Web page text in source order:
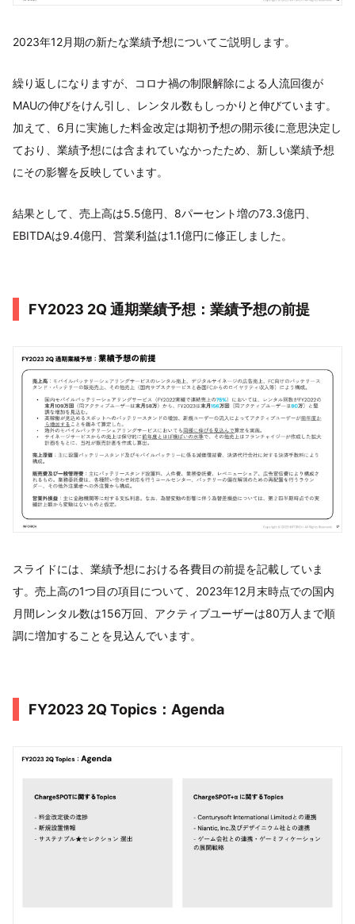
2023年12月期の新たな業績予想についてご説明します。
繰り返しになりますが、コロナ禍の制限解除による人流回復が
MAUの伸びをけん引し、レンタル数もしっかりと伸びています。
加えて、6月に実施した料金改定は期初予想の開示後に意思決定し
ており、業績予想には含まれていなかったため、新しい業績予想
にその影響を反映しています。
結果として、売上高は5.5億円、8パーセント増の73.3億円、
EBITDAは9.4億円、営業利益は1.1億円に修正しました。
FY2023 2Q 通期業績予想：業績予想の前提
スライドには、業績予想における各費目の前提を記載していま
す。売上高の1つ目の項目について、2023年12月末時点での国内
月間レンタル数は156万回、アクティブユーザーは80万人まで順
調に増加することを見込んでいます。
FY2023 2Q Topics：Agenda